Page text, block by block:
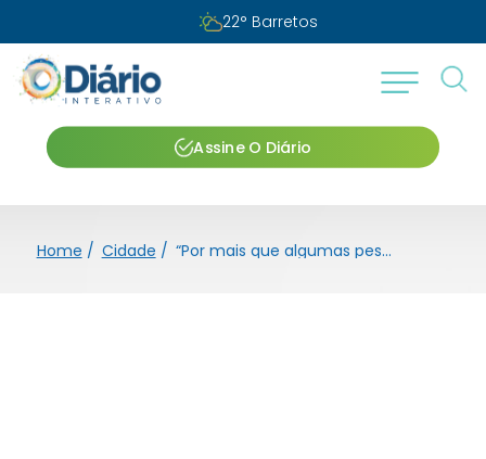
Sexta-feira, 07 de agosto de 2026
Assine O Diário
Home / Cidade / “Por mais que algumas pessoas não queiram entender, é necessário reforçar uma verdade simples: sem reajuste, não existe investimento”